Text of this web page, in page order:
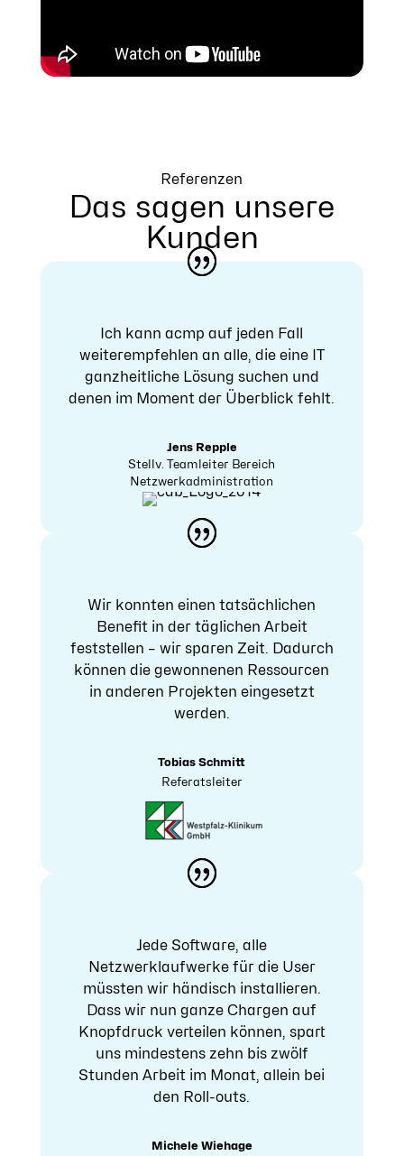
Referenzen
Das sagen unsere
Kunden
Ich kann acmp auf jeden Fall
weiterempfehlen an alle, die eine IT
ganzheitliche Lösung suchen und
denen im Moment der Überblick fehlt.
Jens Repple
Stellv. Teamleiter Bereich
Netzwerkadministration
Wir konnten einen tatsächlichen
Benefit in der täglichen Arbeit
feststellen – wir sparen Zeit. Dadurch
können die gewonnenen Ressourcen
in anderen Projekten eingesetzt
werden.
Tobias Schmitt
Referatsleiter
Jede Software, alle
Netzwerklaufwerke für die User
müssten wir händisch installieren.
Dass wir nun ganze Chargen auf
Knopfdruck verteilen können, spart
uns mindestens zehn bis zwölf
Stunden Arbeit im Monat, allein bei
den Roll-outs.
Michele Wiehage